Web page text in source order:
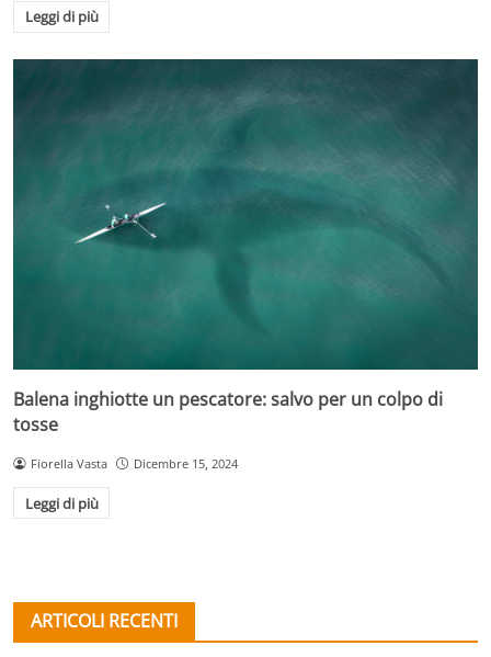
Leggi di più
Balena inghiotte un pescatore: salvo per un colpo di
tosse
Fiorella Vasta Dicembre 15, 2024
Leggi di più
ARTICOLI RECENTI